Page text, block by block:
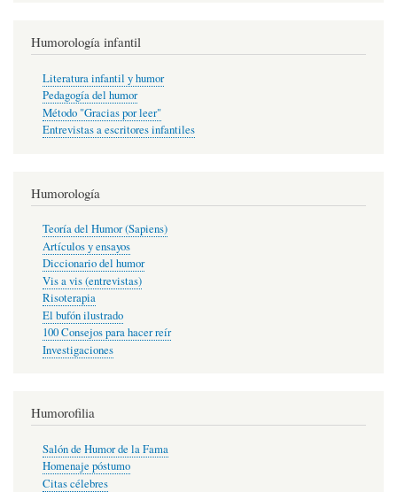
Humorología infantil
Literatura infantil y humor
Pedagogía del humor
Método "Gracias por leer"
Entrevistas a escritores infantiles
Humorología
Teoría del Humor (Sapiens)
Artículos y ensayos
Diccionario del humor
Vis a vis (entrevistas)
Risoterapia
El bufón ilustrado
100 Consejos para hacer reír
Investigaciones
Humorofilia
Salón de Humor de la Fama
Homenaje póstumo
Citas célebres